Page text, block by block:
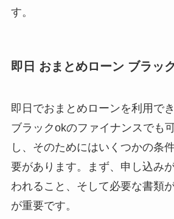
す。
即日 おまとめローン ブラッ
即日でおまとめローンを利用で
ブラックokのファイナンスでも
し、そのためにはいくつかの条
要があります。まず、申し込み
われること、そして必要な書類
が重要です。